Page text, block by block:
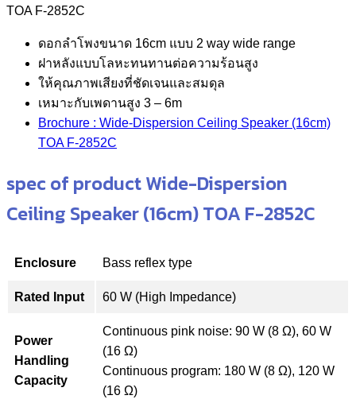
TOA F-2852C
ดอกลำโพงขนาด 16cm แบบ 2 way wide range
ฝาหลังแบบโลหะทนทานต่อความร้อนสูง
ให้คุณภาพเสียงที่ชัดเจนและสมดุล
เหมาะกับเพดานสูง 3 – 6m
Brochure : Wide-Dispersion Ceiling Speaker (16cm)
TOA F-2852C
spec of product Wide-Dispersion
Ceiling Speaker (16cm) TOA F-2852C
Enclosure Bass reflex type
Rated Input 60 W (High Impedance)
Power
Handling
Capacity
Continuous pink noise: 90 W (8 Ω), 60 W
(16 Ω)
Continuous program: 180 W (8 Ω), 120 W
(16 Ω)